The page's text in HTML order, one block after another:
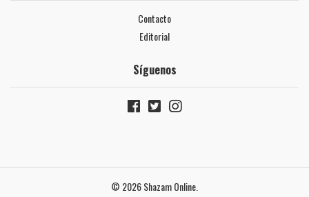
Contacto
Editorial
Síguenos
© 2026 Shazam Online.